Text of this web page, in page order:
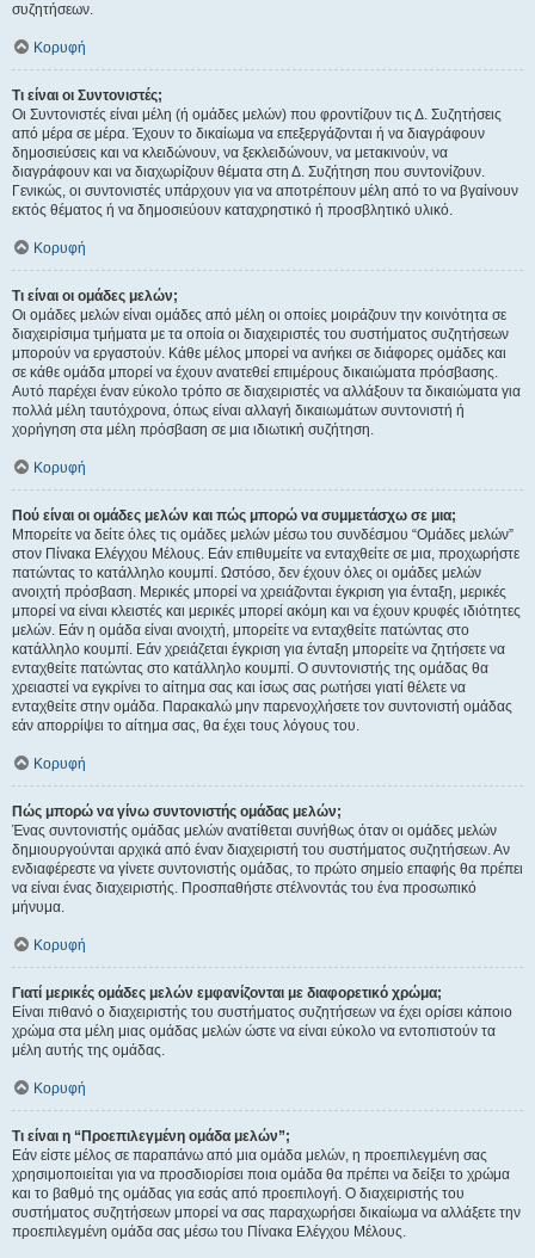
συζητήσεων.
Κορυφή
Τι είναι οι Συντονιστές;
Οι Συντονιστές είναι μέλη (ή ομάδες μελών) που φροντίζουν τις Δ. Συζητήσεις
από μέρα σε μέρα. Έχουν το δικαίωμα να επεξεργάζονται ή να διαγράφουν
δημοσιεύσεις και να κλειδώνουν, να ξεκλειδώνουν, να μετακινούν, να
διαγράφουν και να διαχωρίζουν θέματα στη Δ. Συζήτηση που συντονίζουν.
Γενικώς, οι συντονιστές υπάρχουν για να αποτρέπουν μέλη από το να βγαίνουν
εκτός θέματος ή να δημοσιεύουν καταχρηστικό ή προσβλητικό υλικό.
Κορυφή
Τι είναι οι ομάδες μελών;
Οι ομάδες μελών είναι ομάδες από μέλη οι οποίες μοιράζουν την κοινότητα σε
διαχειρίσιμα τμήματα με τα οποία οι διαχειριστές του συστήματος συζητήσεων
μπορούν να εργαστούν. Κάθε μέλος μπορεί να ανήκει σε διάφορες ομάδες και
σε κάθε ομάδα μπορεί να έχουν ανατεθεί επιμέρους δικαιώματα πρόσβασης.
Αυτό παρέχει έναν εύκολο τρόπο σε διαχειριστές να αλλάξουν τα δικαιώματα για
πολλά μέλη ταυτόχρονα, όπως είναι αλλαγή δικαιωμάτων συντονιστή ή
χορήγηση στα μέλη πρόσβαση σε μια ιδιωτική συζήτηση.
Κορυφή
Πού είναι οι ομάδες μελών και πώς μπορώ να συμμετάσχω σε μια;
Μπορείτε να δείτε όλες τις ομάδες μελών μέσω του συνδέσμου “Ομάδες μελών”
στον Πίνακα Ελέγχου Μέλους. Εάν επιθυμείτε να ενταχθείτε σε μια, προχωρήστε
πατώντας το κατάλληλο κουμπί. Ωστόσο, δεν έχουν όλες οι ομάδες μελών
ανοιχτή πρόσβαση. Μερικές μπορεί να χρειάζονται έγκριση για ένταξη, μερικές
μπορεί να είναι κλειστές και μερικές μπορεί ακόμη και να έχουν κρυφές ιδιότητες
μελών. Εάν η ομάδα είναι ανοιχτή, μπορείτε να ενταχθείτε πατώντας στο
κατάλληλο κουμπί. Εάν χρειάζεται έγκριση για ένταξη μπορείτε να ζητήσετε να
ενταχθείτε πατώντας στο κατάλληλο κουμπί. Ο συντονιστής της ομάδας θα
χρειαστεί να εγκρίνει το αίτημα σας και ίσως σας ρωτήσει γιατί θέλετε να
ενταχθείτε στην ομάδα. Παρακαλώ μην παρενοχλήσετε τον συντονιστή ομάδας
εάν απορρίψει το αίτημα σας, θα έχει τους λόγους του.
Κορυφή
Πώς μπορώ να γίνω συντονιστής ομάδας μελών;
Ένας συντονιστής ομάδας μελών ανατίθεται συνήθως όταν οι ομάδες μελών
δημιουργούνται αρχικά από έναν διαχειριστή του συστήματος συζητήσεων. Αν
ενδιαφέρεστε να γίνετε συντονιστής ομάδας, το πρώτο σημείο επαφής θα πρέπει
να είναι ένας διαχειριστής. Προσπαθήστε στέλνοντάς του ένα προσωπικό
μήνυμα.
Κορυφή
Γιατί μερικές ομάδες μελών εμφανίζονται με διαφορετικό χρώμα;
Είναι πιθανό ο διαχειριστής του συστήματος συζητήσεων να έχει ορίσει κάποιο
χρώμα στα μέλη μιας ομάδας μελών ώστε να είναι εύκολο να εντοπιστούν τα
μέλη αυτής της ομάδας.
Κορυφή
Τι είναι η “Προεπιλεγμένη ομάδα μελών”;
Εάν είστε μέλος σε παραπάνω από μια ομάδα μελών, η προεπιλεγμένη σας
χρησιμοποιείται για να προσδιορίσει ποια ομάδα θα πρέπει να δείξει το χρώμα
και το βαθμό της ομάδας για εσάς από προεπιλογή. Ο διαχειριστής του
συστήματος συζητήσεων μπορεί να σας παραχωρήσει δικαίωμα να αλλάξετε την
προεπιλεγμένη ομάδα σας μέσω του Πίνακα Ελέγχου Μέλους.